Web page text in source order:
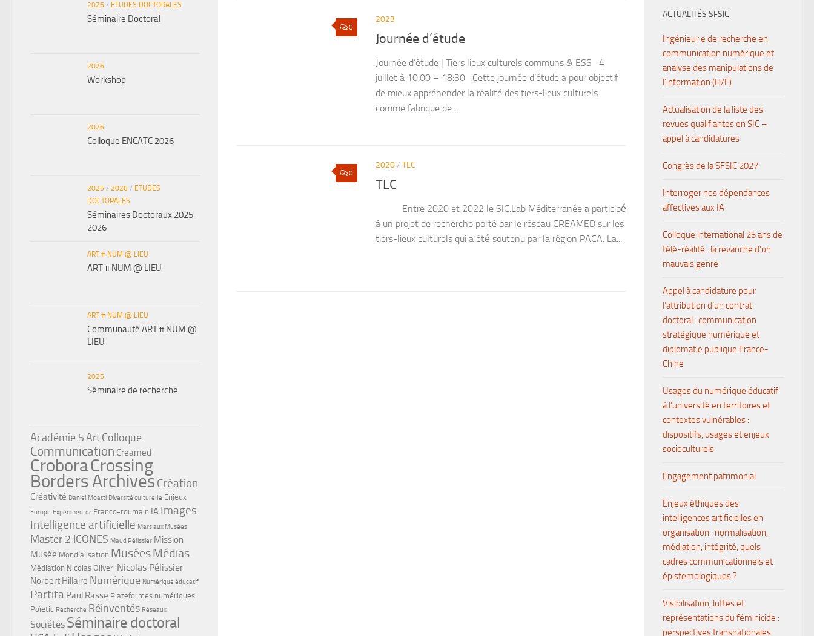
0
2023
Journée d’étude
Journée d’étude | Tiers lieux culturels communs & ESS 4
juillet à 10:00 – 18:30 Cette journée d’étude a pour objectif
de mieux appréhender la réalité des tiers-lieux culturels
comme fabrique de...
0
2020/ TLC
TLC
Entre 2020 et 2022 le SIC.Lab Méditerranée a participé́
à un projet de recherche porté par le réseau CREAMED sur les
tiers-lieux culturels qui a été́ soutenu par la région PACA. La...
2026 / ETUDES DOCTORALES
Séminaire Doctoral
2026
Workshop
2026
Colloque ENCATC 2026
2025 / 2026 / ETUDES
DOCTORALES
Séminaires Doctoraux 2025-
2026
ART # NUM @ LIEU
ART # NUM @ LIEU
ART # NUM @ LIEU
Communauté ART # NUM @
LIEU
2025
Séminaire de recherche
Académie 5ArtColloque
Communication Creamed
CroboraCrossing
Borders ArchivesCréation
Créativité Daniel Moatti Diversité culturelle Enjeux
Europe Expérimenter Franco-roumain IA Images
Intelligence artificielle Mars aux Musées
Master 2 ICONES Maud Pélissier Mission
Musée Mondialisation MuséesMédias
Médiation Nicolas Oliveri Nicolas Pélissier
Norbert Hillaire Numérique Numérique éducatif
Partita Paul Rasse Plateformes numériques
Poïetic Recherche Réinventés Réseaux
Sociétés Séminaire doctoral
ACTUALITÉS SFSIC
Ingénieur.e de recherche en
communication numérique et
analyse des manipulations de
l’information (H/F)
Actualisation de la liste des
revues qualifiantes en SIC –
appel à candidatures
Congrès de la SFSIC 2027
Interroger nos dépendances
affectives aux IA
Colloque international 25 ans de
télé-réalité : la revanche d’un
mauvais genre
Appel à candidature pour
l’attribution d’un contrat
doctoral : communication
stratégique numérique et
diplomatie publique France-
Chine
Usages du numérique éducatif
à l’université en territoires et
contextes vulnérables :
dispositifs, usages et enjeux
socioculturels
Engagement patrimonial
Enjeux éthiques des
intelligences artificielles en
organisation : normalisation,
médiation, intégrité, quels
cadres communicationnels et
épistemologiques ?
Visibilisation, luttes et
représentations du féminicide :
perspectives transnationales